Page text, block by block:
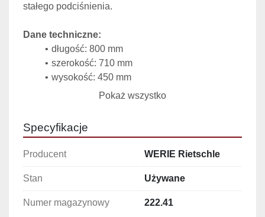
stałego podciśnienia.
Dane techniczne:
długość: 800 mm
szerokość: 710 mm
wysokość: 450 mm
wysoka wydajność pracy
Pokaż wszystko
Specyfikacje
Producent WERIE Rietschle
Stan Używane
Numer magazynowy 222.41